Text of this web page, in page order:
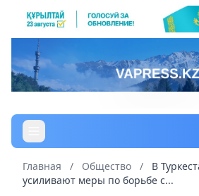
Главная / Общество /
В
усиливают меры по борьбе с...